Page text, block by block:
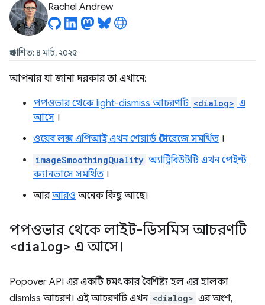
Rachel Andrew
প্রকাশিত: ৪ মার্চ, ২০২৫
আপনার যা জানা দরকার তা এখানে:
পপওভার থেকে light-dismiss আচরণটি <dialog> এ
আসে ।
ওয়েব লক্স এপিআই এখন শেয়ার্ড স্টোরেজে সমর্থিত ।
imageSmoothingQuality অ্যাট্রিবিউটটি এখন পেইন্ট
ক্যানভাসে সমর্থিত ।
আরআরও অনেক কিছু আছে।
পপওভার থেকে লাইট-ডিসমিস আচরণটি
<dialog> এ আসে।
Popover API এর একটি চমৎকার বৈশিষ্ট্য হল এর হালকা
dismiss আচরণ। এই আচরণটি এখন <dialog> এর অংশ,